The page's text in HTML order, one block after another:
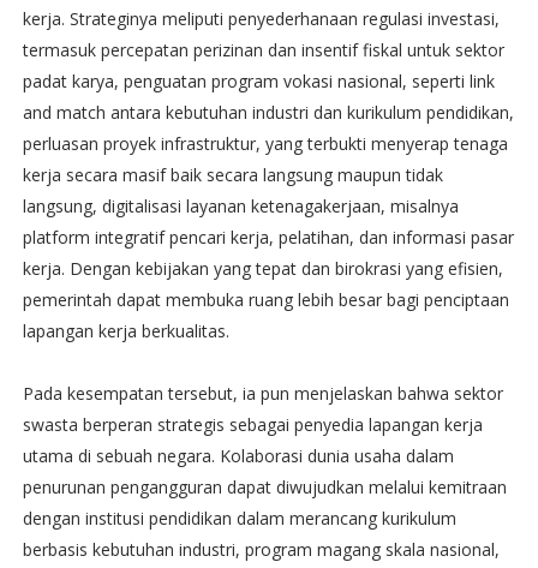
kerja. Strateginya meliputi penyederhanaan regulasi investasi,
termasuk percepatan perizinan dan insentif fiskal untuk sektor
padat karya, penguatan program vokasi nasional, seperti link
and match antara kebutuhan industri dan kurikulum pendidikan,
perluasan proyek infrastruktur, yang terbukti menyerap tenaga
kerja secara masif baik secara langsung maupun tidak
langsung, digitalisasi layanan ketenagakerjaan, misalnya
platform integratif pencari kerja, pelatihan, dan informasi pasar
kerja. Dengan kebijakan yang tepat dan birokrasi yang efisien,
pemerintah dapat membuka ruang lebih besar bagi penciptaan
lapangan kerja berkualitas.
Pada kesempatan tersebut, ia pun menjelaskan bahwa sektor
swasta berperan strategis sebagai penyedia lapangan kerja
utama di sebuah negara. Kolaborasi dunia usaha dalam
penurunan pengangguran dapat diwujudkan melalui kemitraan
dengan institusi pendidikan dalam merancang kurikulum
berbasis kebutuhan industri, program magang skala nasional,